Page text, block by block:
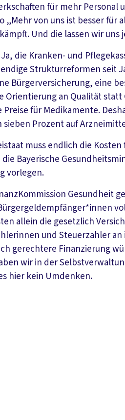
für mehr Personal
„Mehr von uns ist besser für
Und die lassen wir
die Kranken- und
Strukturreformen seit
Bürgerversicherung, eine
Orientierung an Qualität
für Medikamente.
Prozent auf
muss endlich die
Bayerische
vorlegen.
Gesundheit
allein die gesetzlich
und Steuerzahler
gerechtere Finanzierung
wir in der
hier kein Umdenken.